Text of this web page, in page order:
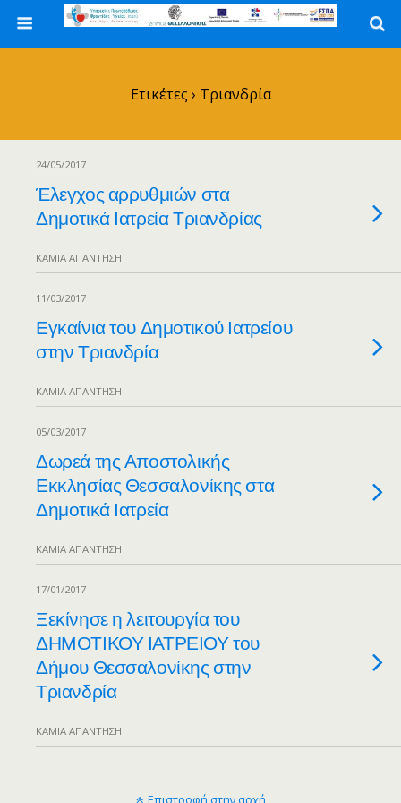
Ετικέτες › Τριανδρία
24/05/2017
Έλεγχος αρρυθμιών στα
Δημοτικά Ιατρεία Τριανδρίας
ΚΑΜΊΑ ΑΠΆΝΤΗΣΗ
11/03/2017
Εγκαίνια του Δημοτικού Ιατρείου
στην Τριανδρία
ΚΑΜΊΑ ΑΠΆΝΤΗΣΗ
05/03/2017
Δωρεά της Αποστολικής
Εκκλησίας Θεσσαλονίκης στα
Δημοτικά Ιατρεία
ΚΑΜΊΑ ΑΠΆΝΤΗΣΗ
17/01/2017
Ξεκίνησε η λειτουργία του
ΔΗΜΟΤΙΚΟΥ ΙΑΤΡΕΙΟΥ του
Δήμου Θεσσαλονίκης στην
Τριανδρία
ΚΑΜΊΑ ΑΠΆΝΤΗΣΗ
Επιστροφή στην αρχή